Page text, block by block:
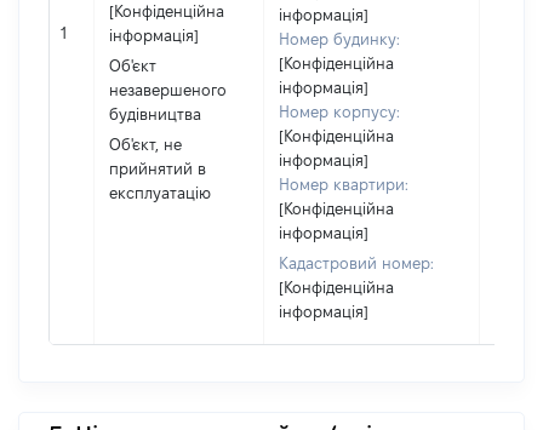
1
[Конфіденційна
інформація]
Об'єкт
незавершеного
будівництва
Об'єкт, не
прийнятий в
експлуатацію
інформація]
Номер будинку:
[Конфіденційна
інформація]
Номер корпусу:
[Конфіденційна
інформація]
Номер квартири:
[Конфіденційна
інформація]
Кадастровий номер:
[Конфіденційна
інформація]